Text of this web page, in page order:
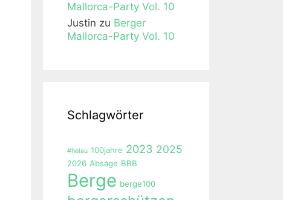
Mallorca-Party Vol. 10
Justin zu Berger
Mallorca-Party Vol. 10
Schlagwörter
#helau 100jahre 2023 2025
2026 Absage BBB
Berge berge100